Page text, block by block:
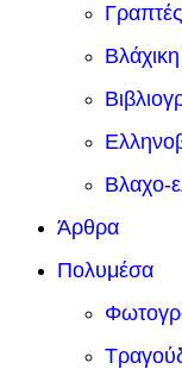
Βλαχο-
Άρθρα
Πολυμέσα